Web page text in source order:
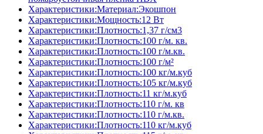
Характеристики:Материал:Экошпон
Характеристики:Мощность:12 Вт
Характеристики:Плотность:1,37 г/см3
Характеристики:Плотность:100 г/м. кв.
Характеристики:Плотность:100 г/м.кв.
Характеристики:Плотность:100 г/м²
Характеристики:Плотность:100 кг/м.куб
Характеристики:Плотность:105 кг/м.куб
Характеристики:Плотность:11 кг/м.куб
Характеристики:Плотность:110 г/м. кв
Характеристики:Плотность:110 г/м.кв.
Характеристики:Плотность:110 кг/м.куб